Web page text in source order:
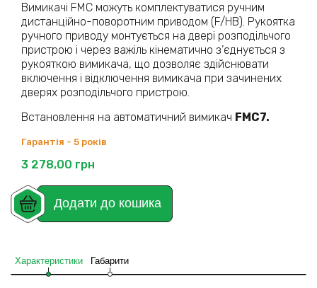
Вимикачі FMC можуть комплектуватися ручним
дистанційно-поворотним приводом (F/HB). Рукоятка
ручного приводу монтується на двері розподільчого
пристрою і через важіль кінематично з’єднується з
рукояткою вимикача, що дозволяє здійснювати
включення і відключення вимикача при зачинених
дверях розподільчого пристрою.
Встановлення на автоматичний вимикач FMC7.
Гарантія - 5 років
3 278,00 грн
Додати до кошика
Характеристики Габарити